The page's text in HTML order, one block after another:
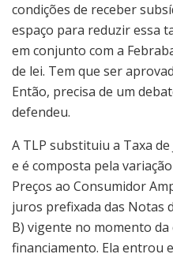
condições de receber
espaço para reduzir essa
em conjunto com a
de lei. Tem que ser
Então, precisa de um
defendeu.
A TLP substituiu a Taxa
e é composta pela
Preços ao Consumidor
juros prefixada das Notas
B) vigente no momento
financiamento. Ela entrou